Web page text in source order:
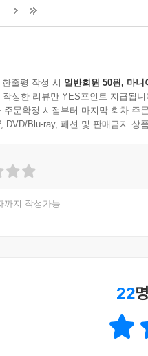
줄평 작성 시 일반회원 50원, 마니
성한 리뷰만 YES포인트 지급됩니
주문확정 시점부터 마지막 회차 주
DVD/Blu-ray, 패션 및 판매금지 상
까지 작성가능
22